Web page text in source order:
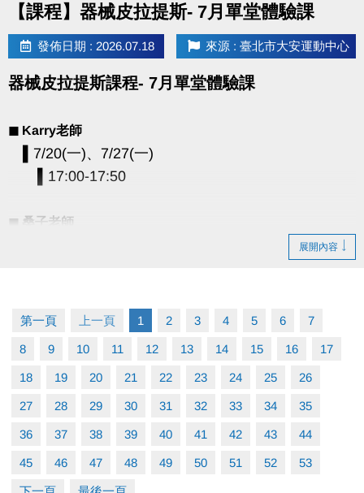
【課程】器械皮拉提斯- 7月單堂體驗課
發佈日期 : 2026.07.18 來源 : 臺北市大安運動中心
器械皮拉提斯課程- 7月單堂體驗課
◼︎ Karry老師
▌7/20(一)、7/27(一)
▌17:00-17:50
◼︎ 桑子老師
◼︎ Benny老師
▌7/24(五)、7/31(五)
▌09:00-09:50 樂齡班 (60歲以上)
▌10:00-10:50、11:00-11:50
▪︎ 單堂費用：900元/堂
▪︎ 注意事項：上課請穿著休閒運動衣褲及「止滑襪」
展開內容
第一頁 上一頁 1 2 3 4 5 6 7
8 9 10 11 12 13 14 15 16 17
18 19 20 21 22 23 24 25 26
27 28 29 30 31 32 33 34 35
36 37 38 39 40 41 42 43 44
45 46 47 48 49 50 51 52 53